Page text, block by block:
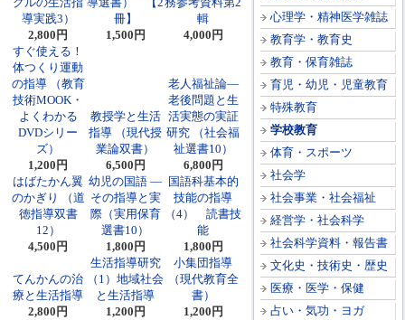
心理学・精神医学雑誌
教育学・教育史
教育・保育雑誌
育児・幼児・児童教育
特殊教育
学校教育
体育・スポーツ
社会学
社会事業・社会福祉
経営学・社会科学
社会科学資料・報告書
文化史・技術史・歴史
医療・医学・保健
占い・気功・ヨガ
導実践3）
2,800円
冊】
1,500円
輯
4,000円
すぐ使える！
体つくり運動
の指導 （教育
技術MOOK・
よくわかる
DVDシリー
ズ）
1,200円
教授学と生活
指導 （現代授
業論双書）
6,500円
老人福祉論―
老後問題と生
活実態の実証
研究 （社会福
祉選書10）
6,800円
はばたかん翼
のかぎり （道
徳指導双書
12）
4,500円
幼児の国語 ―
その指導と実
際（実用保育
選書10）
1,800円
国語科基本的
技能の指導
（4） 読書技
能
1,800円
てんかんの治
療と生活指導
2,800円
生活指導研究
（1）地域社会
と生活指導
1,200円
小集団指導
（現代教育全
書）
1,200円